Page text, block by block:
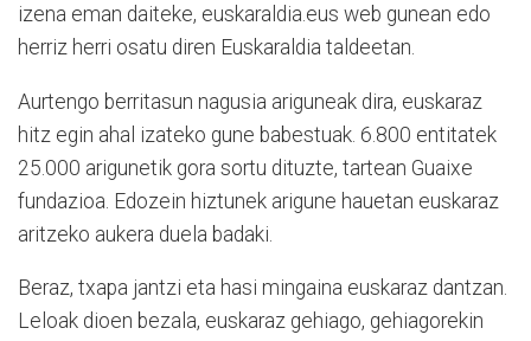
izena eman daiteke, euskaraldia.eus web gunean edo
herriz herri osatu diren Euskaraldia taldeetan.
Aurtengo berritasun nagusia ariguneak dira, euskaraz
hitz egin ahal izateko gune babestuak. 6.800 entitatek
25.000 arigunetik gora sortu dituzte, tartean Guaixe
fundazioa. Edozein hiztunek arigune hauetan euskaraz
aritzeko aukera duela badaki.
Beraz, txapa jantzi eta hasi mingaina euskaraz dantzan.
Leloak dioen bezala, euskaraz gehiago, gehiagorekin